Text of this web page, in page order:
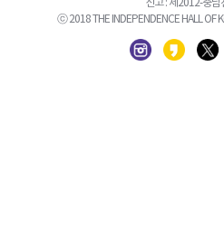
신고 : 제2012-충남
ⓒ 2018 THE INDEPENDENCE HALL OF